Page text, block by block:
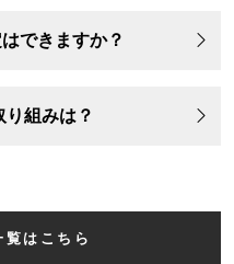
できますか？
組みは？
はこちら